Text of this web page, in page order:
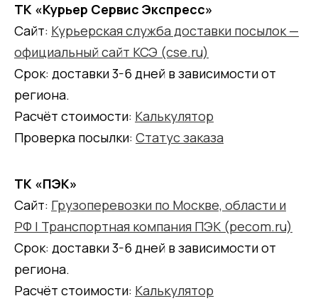
ТК «Курьер Сервис Экспресс»
Сайт: Курьерская служба доставки посылок —
официальный сайт КСЭ (cse.ru)
Срок: доставки 3-6 дней в зависимости от
региона.
Расчёт стоимости: Калькулятор
Проверка посылки: Статус заказа
ТК «ПЭК»
Сайт: Грузоперевозки по Москве, области и
РФ | Транспортная компания ПЭК (pecom.ru)
Срок: доставки 3-6 дней в зависимости от
региона.
Расчёт стоимости: Калькулятор